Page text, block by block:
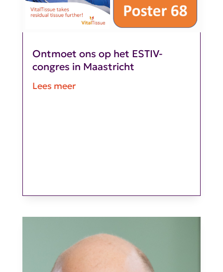
Ontmoet ons op het ESTIV-
congres in Maastricht
Lees meer